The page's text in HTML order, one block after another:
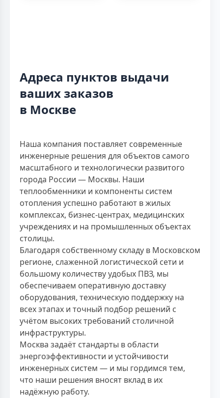
Адреса пунктов выдачи
ваших заказов
в Москве
Наша компания поставляет современные
инженерные решения для объектов самого
масштабного и технологически развитого
города России — Москвы. Наши
теплообменники и компоненты систем
отопления успешно работают в жилых
комплексах, бизнес-центрах, медицинских
учреждениях и на промышленных объектах
столицы.
Благодаря собственному складу в Московском
регионе, слаженной логистической сети и
большому количеству удобых ПВЗ, мы
обеспечиваем оперативную доставку
оборудования, техническую поддержку на
всех этапах и точный подбор решений с
учётом высоких требований столичной
инфраструктуры.
Москва задаёт стандарты в области
энергоэффективности и устойчивости
инженерных систем — и мы гордимся тем,
что наши решения вносят вклад в их
надёжную работу.